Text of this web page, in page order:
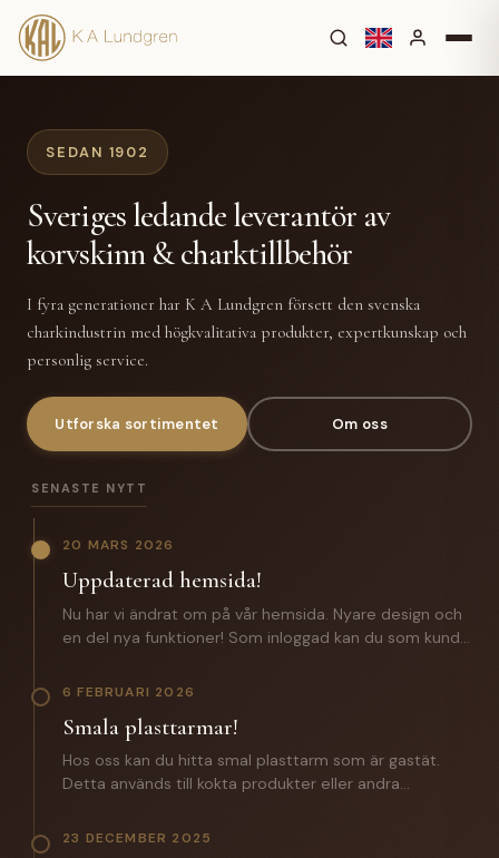
SEDAN 1902
Sveriges ledande leverantör av
korvskinn & charktillbehör
I fyra generationer har K A Lundgren försett den svenska
charkindustrin med högkvalitativa produkter, expertkunskap och
personlig service.
Utforska sortimentet Om oss
SENASTE NYTT
20 MARS 2026
Uppdaterad hemsida!
Nu har vi ändrat om på vår hemsida. Nyare design och
en del nya funktioner! Som inloggad kan du som kund
Certifikat och specifikationer. - Orderhistorik med alla
certifikat och produktspecifikationer. Saknar du
inloggningsuppgifter? Hör av dig till oss!
6 FEBRUARI 2026
Smala plasttarmar!
Hos oss kan du hitta smal plasttarm som är gastät.
Detta används till kokta produkter eller andra
slutprodukten. Till ett vegosortiment är denna ett
23 DECEMBER 2025